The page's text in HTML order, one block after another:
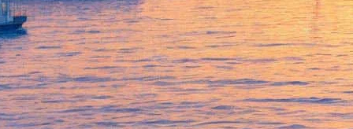
Сегодня, 28 мая, в Петербурге в двадцать второй раз
открывается традиционный летний фестиваль
Мариинского театра «Звезды белых ночей», который
продлится до 31 июля. Всего за 65 фестивальных дней
будет дано более 200 спектаклей и концертов: 133
спектакля – 58 оперных и 55 балетных, и более 80
концертов камерно-симфонической музыки.